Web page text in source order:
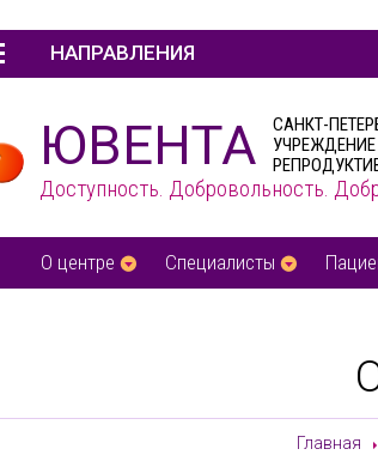
НАПРАВЛЕНИЯ
ЮВЕНТА
САНКТ-
Доступность. Добровольность.
О центре Специалисты
Главная